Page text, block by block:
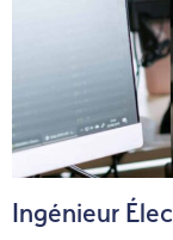
Ingénieur